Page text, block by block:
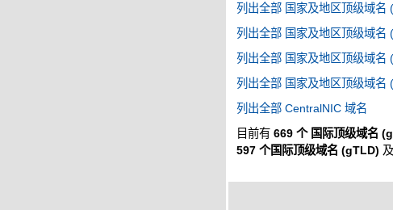
列出全部 国家及地区顶级域名
列出全部 国家及地区顶级域名
列出全部 国家及地区顶级域名
列出全部 国家及地区顶级域名
列出全部 CentralNIC 域名
目前有 669 个 国际顶级域名
597 个国际顶级域名 (gTLD) 及